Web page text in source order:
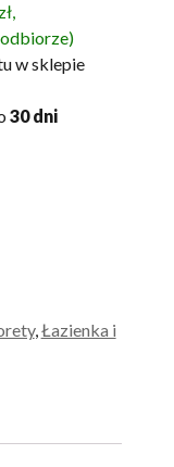
w sklepie
30 dni
, Łazienka i